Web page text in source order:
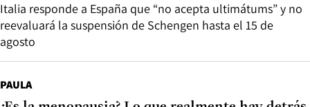
Italia responde a España que “no acepta ultimátums” y no
reevaluará la suspensión de Schengen hasta el 15 de
agosto
PAULA